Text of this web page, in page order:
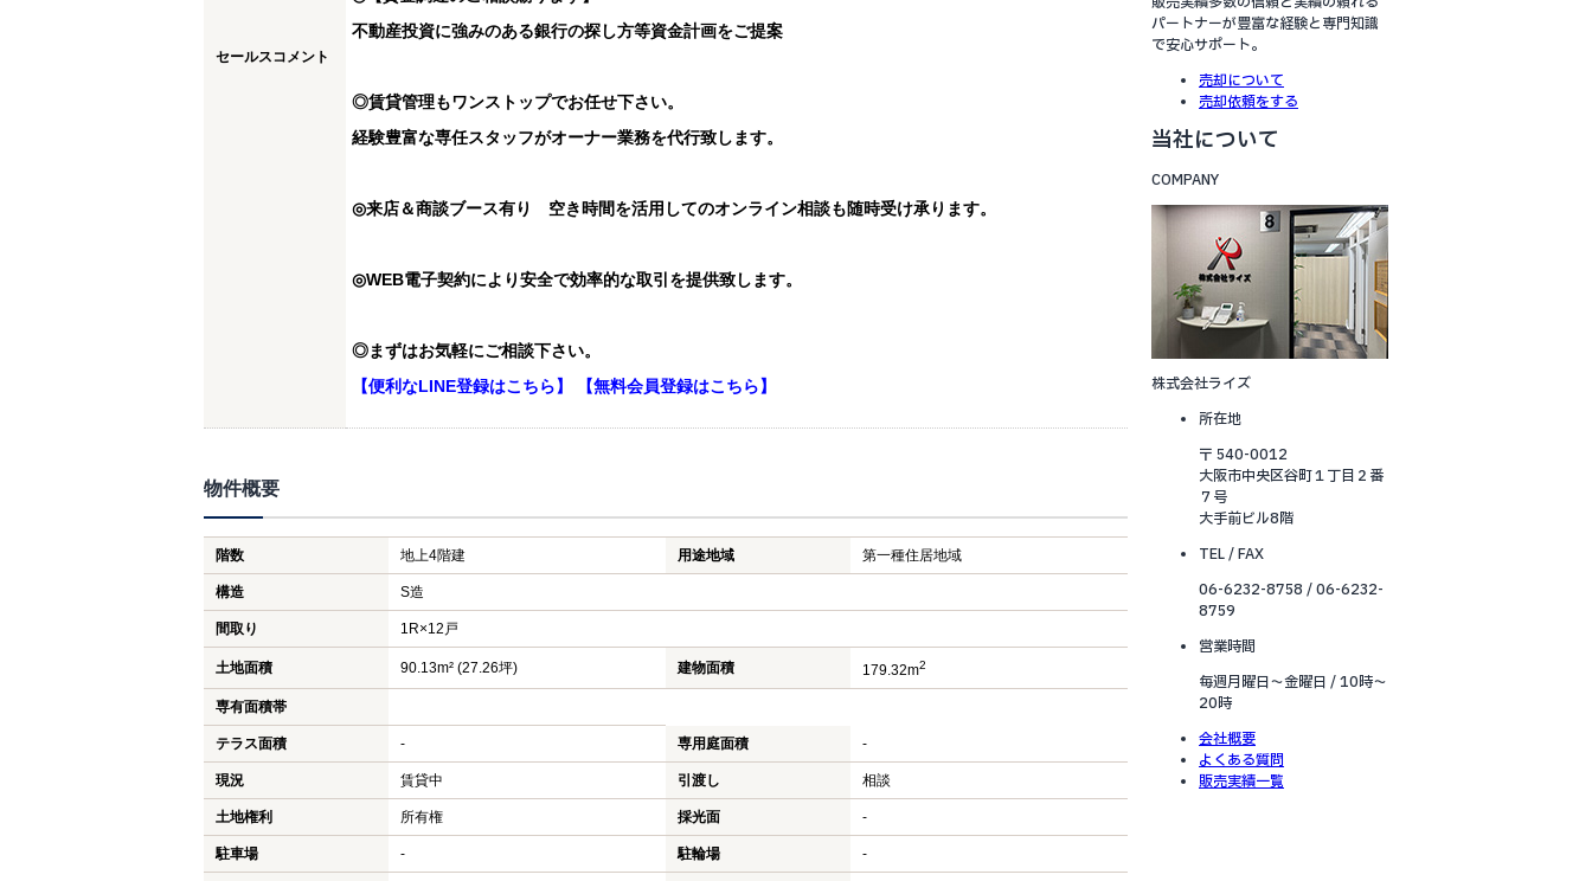
セールスコメント
不動産投資に強みのある銀行の探し方等資金計画をご提案
◎賃貸管理もワンストップでお任せ下さい。
経験豊富な専任スタッフがオーナー業務を代行致します。
◎来店＆商談ブース有り 空き時間を活用してのオンライン相談も随時受け承ります。
◎WEB電子契約により安全で効率的な取引を提供致します。
◎まずはお気軽にご相談下さい。
【便利なLINE登録はこちら】
【無料会員登録はこちら】
物件概要
階数 地上4階建 用途地域 第一種住居地域
構造 S造
間取り 1R×12戸
土地面積 90.13m² (27.26坪) 建物面積 179.32m2
専有面積帯
テラス面積 - 専用庭面積 -
現況 賃貸中 引渡し 相談
土地権利 所有権 採光面 -
駐車場 - 駐輪場 -
パートナーが豊富な経験と専門知識
で安心サポート。
売却について
売却依頼をする
当社について
COMPANY
株式会社ライズ
所在地
〒 540-0012
大阪市中央区谷町１丁目２番
７号
大手前ビル8階
TEL / FAX
06-6232-8758 / 06-6232-
8759
営業時間
毎週月曜日～金曜日 / 10時～
20時
会社概要
よくある質問
販売実績一覧